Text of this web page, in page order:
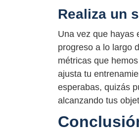
Realiza un
Una vez que hayas
progreso a lo largo
métricas que
ajusta tu
esperabas, quizás
alcanzando tus